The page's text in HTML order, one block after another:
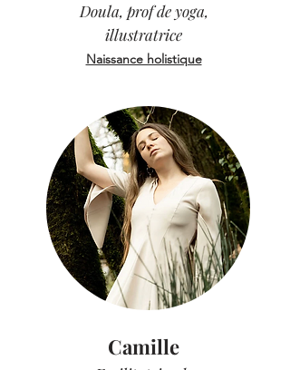
Doula, prof de yoga,
illustratrice
Naissance holistique
Camille